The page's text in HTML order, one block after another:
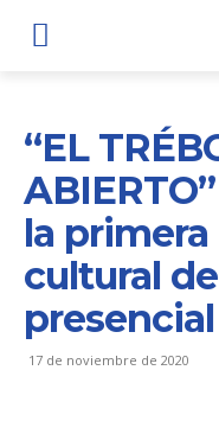
“EL
la
cultural
17 de noviembre de 2020